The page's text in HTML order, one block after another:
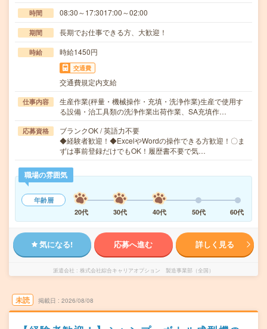
時間 08:30～17:3017:00～02:00
期間 長期でお仕事できる方、大歓迎！
時給 時給1450円
交通費
交通費規定内支給
仕事内容
生産作業(秤量・機械操作・充填・洗浄作業)生産で使用す
る設備・治工具類の洗浄作業出荷作業、SA充填作…
応募資格
ブランクOK / 英語力不要
◆経験者歓迎！◆ExcelやWordの操作できる方歓迎！〇ま
ずは事前登録だけでもOK！履歴書不要で気…
職場の雰囲気
年齢層
20代
30代 40代 50代 60代
気になる! 応募へ進む 詳しく見る
派遣会社 株式会社綜合キャリアオプション 製造事業部（全国）
未読 掲載日 2026/08/08